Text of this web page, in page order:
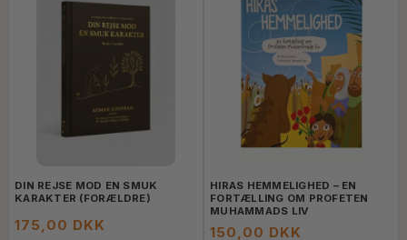
DIN REJSE MOD EN SMUK
KARAKTER (FORÆLDRE)
175,00 DKK
HIRAS HEMMELIGHED – EN
FORTÆLLING OM PROFETEN
MUHAMMADS LIV
150,00 DKK